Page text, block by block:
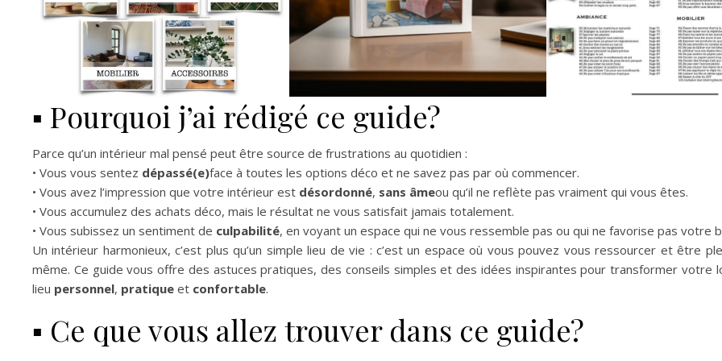
▪️ Pourquoi j’ai rédigé ce guide?
Parce qu’un intérieur mal pensé peut être source de frustrations au quotidien :
• Vous vous sentez dépassé(e)face à toutes les options déco et ne savez pas par où commencer.
• Vous avez l’impression que votre intérieur est désordonné, sans âmeou qu’il ne reflète pas vraiment qui vous êtes.
• Vous accumulez des achats déco, mais le résultat ne vous satisfait jamais totalement.
• Vous subissez un sentiment de culpabilité, en voyant un espace qui ne vous ressemble pas ou qui ne favorise pas votre
Un intérieur harmonieux, c’est plus qu’un simple lieu de vie : c’est un espace où vous pouvez vous ressourcer et être
même. Ce guide vous offre des astuces pratiques, des conseils simples et des idées inspirantes pour transformer votre
lieu personnel, pratique et confortable.
▪️ Ce que vous allez trouver dans ce guide?